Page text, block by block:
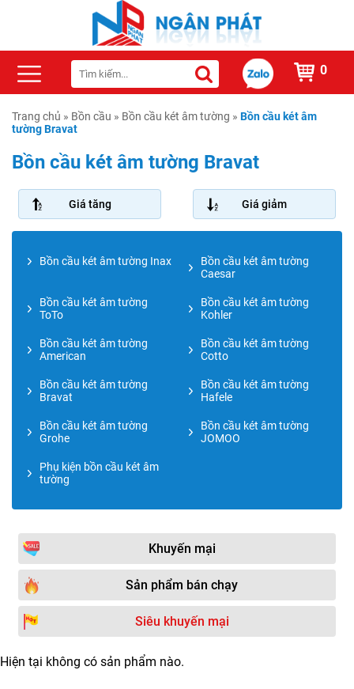
0
Trang chủ » Bồn cầu » Bồn cầu két âm tường » Bồn cầu két âm
tường Bravat
Bồn cầu két âm tường Bravat
Giá tăng Giá giảm
Bồn cầu két âm tường Inax
Bồn cầu két âm tường
Caesar
Bồn cầu két âm tường
ToTo
Bồn cầu két âm tường
Kohler
Bồn cầu két âm tường
American
Bồn cầu két âm tường
Cotto
Bồn cầu két âm tường
Bravat
Bồn cầu két âm tường
Hafele
Bồn cầu két âm tường
Grohe
Bồn cầu két âm tường
JOMOO
Phụ kiện bồn cầu két âm
tường
Khuyến mại
Sản phẩm bán chạy
Siêu khuyến mại
Hiện tại không có sản phẩm nào.